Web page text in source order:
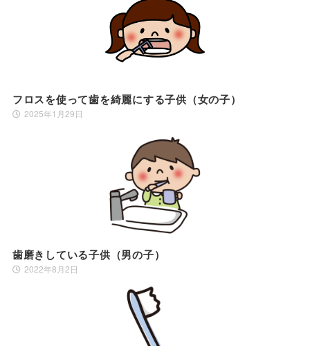
フロスを使って歯を綺麗にする子供（女の子）
2025年1月29日
歯磨きしている子供（男の子）
2022年8月2日